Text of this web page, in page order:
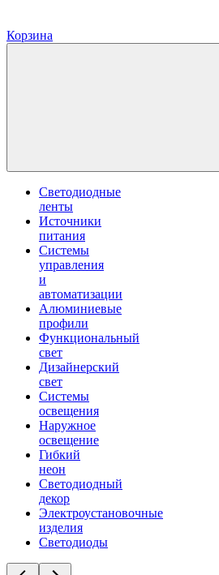
Корзина
Светодиодные
ленты
Источники
питания
Системы
управления
и
автоматизации
Алюминиевые
профили
Функциональный
свет
Дизайнерский
свет
Системы
освещения
Наружное
освещение
Гибкий
неон
Светодиодный
декор
Электроустановочные
изделия
Светодиоды